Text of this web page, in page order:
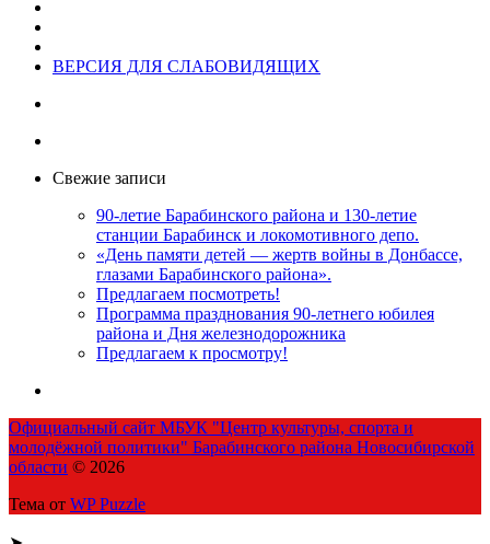
ВЕРСИЯ ДЛЯ СЛАБОВИДЯЩИХ
Свежие записи
90-летие Барабинского района и 130-летие
станции Барабинск и локомотивного депо.
«День памяти детей — жертв войны в Донбассе,
глазами Барабинского района».
Предлагаем посмотреть!
Программа празднования 90-летнего юбилея
района и Дня железнодорожника
Предлагаем к просмотру!
Официальный сайт МБУК "Центр культуры, спорта и
молодёжной политики" Барабинского района Новосибирской
области © 2026
Тема от WP Puzzle